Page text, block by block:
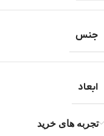
جنس
ابعاد
تجربه های خرید